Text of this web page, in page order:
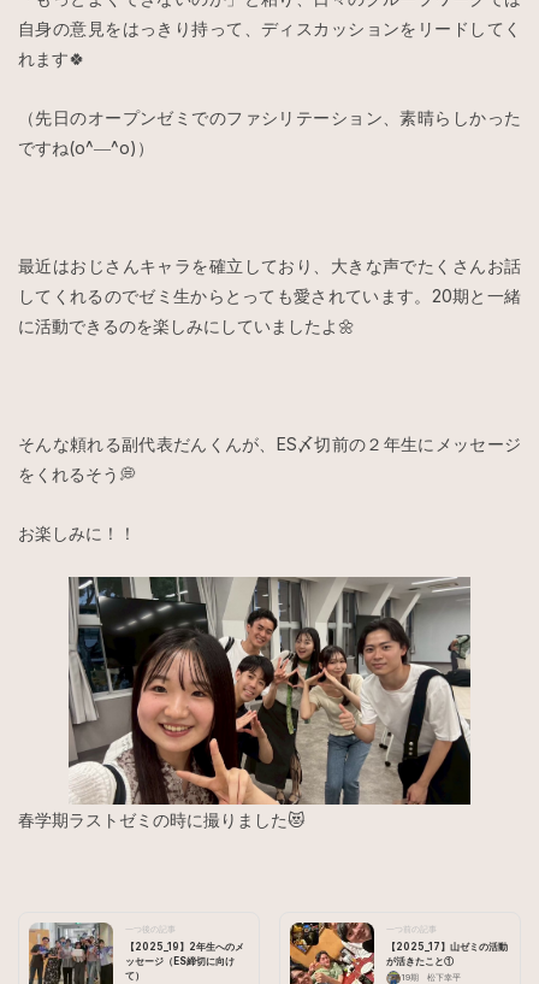
自身の意見をはっきり持って、ディスカッションをリードしてく
れます🍀
（先日のオープンゼミでのファシリテーション、素晴らしかった
ですね(o^―^o)）
最近はおじさんキャラを確立しており、大きな声でたくさんお話
してくれるのでゼミ生からとっても愛されています。20期と一緒
に活動できるのを楽しみにしていましたよ🌼
そんな頼れる副代表だんくんが、ES〆切前の２年生にメッセージ
をくれるそう💭
お楽しみに！！
春学期ラストゼミの時に撮りました😻
一つ後の記事
【2025_19】2年生へのメ
ッセージ（ES締切に向け
て）
一つ前の記事
【2025_17】山ゼミの活動
が活きたこと①
19期 松下幸平